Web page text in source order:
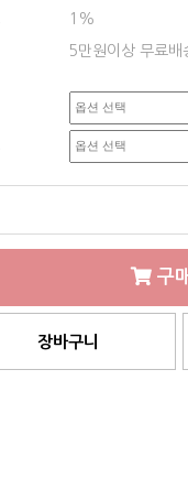
1%
5만원이상 무료배
구
장바구니